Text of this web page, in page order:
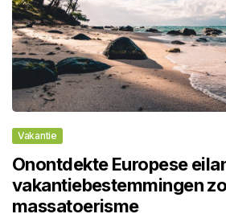
Vakantie
Onontdekte Europese
vakantiebestemmingen
massatoerisme